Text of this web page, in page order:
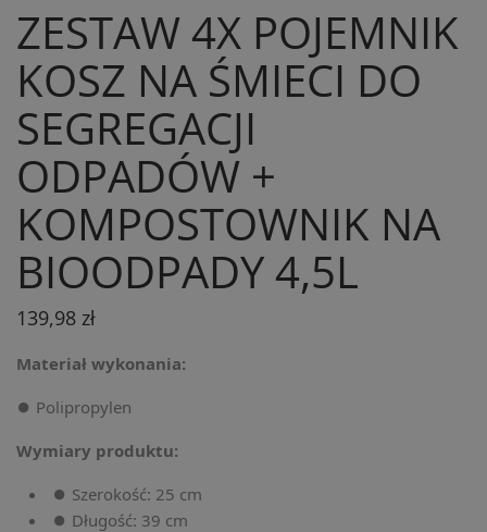
ZESTAW 4X POJEMNIK
KOSZ NA ŚMIECI DO
SEGREGACJI
ODPADÓW +
KOMPOSTOWNIK NA
BIOODPADY 4,5L
139,98 zł
Materiał wykonania:
⏺️ Polipropylen
Wymiary produktu:
⏺️ Szerokość: 25 cm
⏺️ Długość: 39 cm